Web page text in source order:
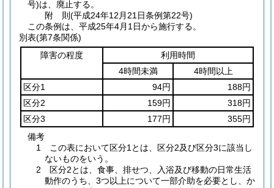
号)は、廃止する。
附 則(平成24年12月21日条例第22号)
この条例は、平成25年4月1日から施行する。
別表(第7条関係)
障害の程度
利用時間
4時間未満
4時間以上
区分1
94円
188円
区分2
159円
318円
区分3
177円
355円
備考
1 この表において区分1とは、区分2及び区分3に該当し
ないものをいう。
2 区分2とは、食事、排せつ、入浴及び移動の日常生活
動作のうち、3つ以上について一部介助を必要とし、か